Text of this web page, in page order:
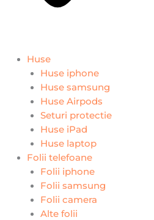
Huse
Huse iphone
Huse samsung
Huse Airpods
Seturi protectie
Huse iPad
Huse laptop
Folii telefoane
Folii iphone
Folii samsung
Folii camera
Alte folii